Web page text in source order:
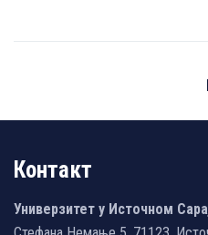
Контакт
Универзитет у Источном